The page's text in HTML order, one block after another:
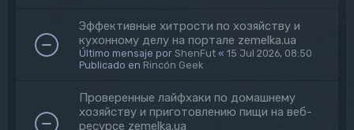
Эффективные хитрости по хозяйству и
кухонному делу на портале zemelka.ua
Último mensaje por ShenFut « 15 Jul 2026, 08:50
Publicado en Rincón Geek
Проверенные лайфхаки по домашнему
хозяйству и приготовлению пищи на веб-
ресурсе zemelka.ua